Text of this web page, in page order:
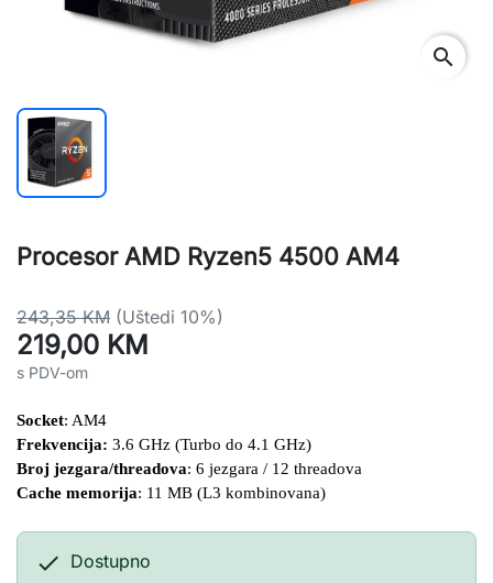
search
Procesor AMD Ryzen5 4500 AM4
243,35 KM (Uštedi 10%)
219,00 KM
s PDV-om
Socket: AM4
Frekvencija: 3.6 GHz (Turbo do 4.1 GHz)
Broj jezgara/threadova: 6 jezgara / 12 threadova
Cache memorija: 11 MB (L3 kombinovana)
 Dostupno